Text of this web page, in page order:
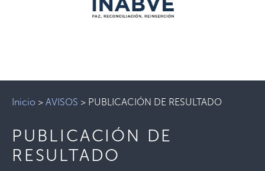
Inicio > AVISOS > PUBLICACIÓN DE RESULTADO
PUBLICACIÓN DE
RESULTADO